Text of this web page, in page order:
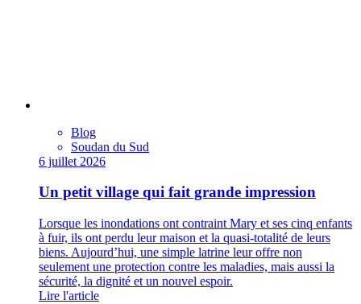
Blog
Soudan du Sud
6 juillet 2026
Un petit village qui fait grande impression
Lorsque les inondations ont contraint Mary et ses cinq enfants
à fuir, ils ont perdu leur maison et la quasi-totalité de leurs
biens. Aujourd’hui, une simple latrine leur offre non
seulement une protection contre les maladies, mais aussi la
sécurité, la dignité et un nouvel espoir.
Lire l'article